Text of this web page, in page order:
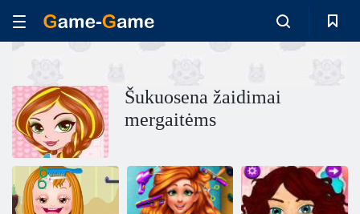
Šukuosena žaidimai
mergaitėms